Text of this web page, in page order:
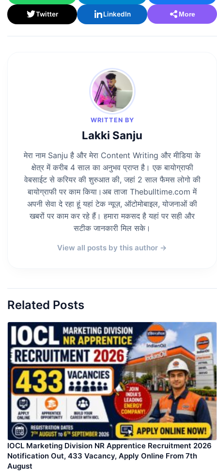
Twitter LinkedIn More
WRITTEN BY
Lakki Sanju
मेरा नाम Sanju है और मेरा Content Writing और मीडिया के
क्षेत्र में करीब 4 साल का अनुभव प्राप्त है। एक बायोग्राफी
वेबसाईट से करियर की शुरुआत की, जहां 2 साल फैमस लोगो की
बायोग्राफी पर काम किया।अब ताजा Thebulltime.com में
अपनी सेवा दे रहा हूं यहां टेक न्यूज़, ऑटोमोबाइल, योजनाओं की
खबरों पर काम कर रहे हैं। हमारा मकसद है यहां पर सही और
सटीक जानकारी मिल सके।
View all posts by this author →
Related Posts
IOCL Marketing Division NR Apprentice Recruitment 2026
Notification Out, 433 Vacancy, Apply Online From 7th
August